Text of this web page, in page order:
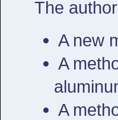
The
A new
A
A